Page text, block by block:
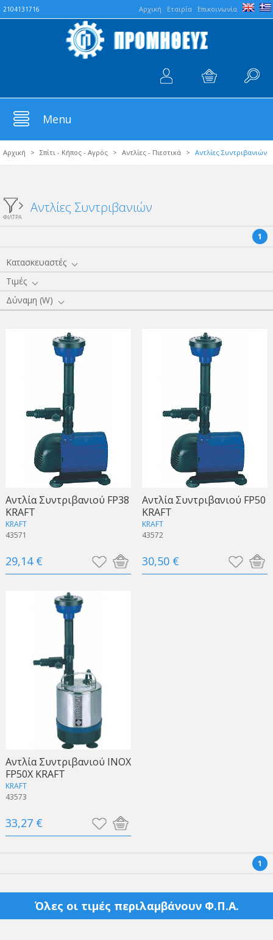
Aρχική Εταιρία Επικοινωνία
2104131716
Menu
Αρχική > Σπίτι - Κήπος - Αγρός > Αντλίες - Πιεστικά > Αντλίες Συντριβανιών
ΦΙΛΤΡΑ
Αντλίες Συντριβανιών
1
Κατασκευαστές
Τιμές
Δύναμη (W)
Αντλία Συντριβανιού FP38
KRAFT
KRAFT
43571
29,14 €
Αντλία Συντριβανιού FP50
KRAFT
KRAFT
43572
30,50 €
Αντλία Συντριβανιού INOX
FP50X KRAFT
KRAFT
43573
33,27 €
1
Όλες οι τιμές περιλαμβάνουν Φ.Π.Α.